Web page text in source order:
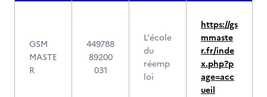
GSM
MASTE
R
449788
89200
031
L'école
du
réemp
loi
https://gs
mmaste
r.fr/inde
x.php?p
age=acc
ueil